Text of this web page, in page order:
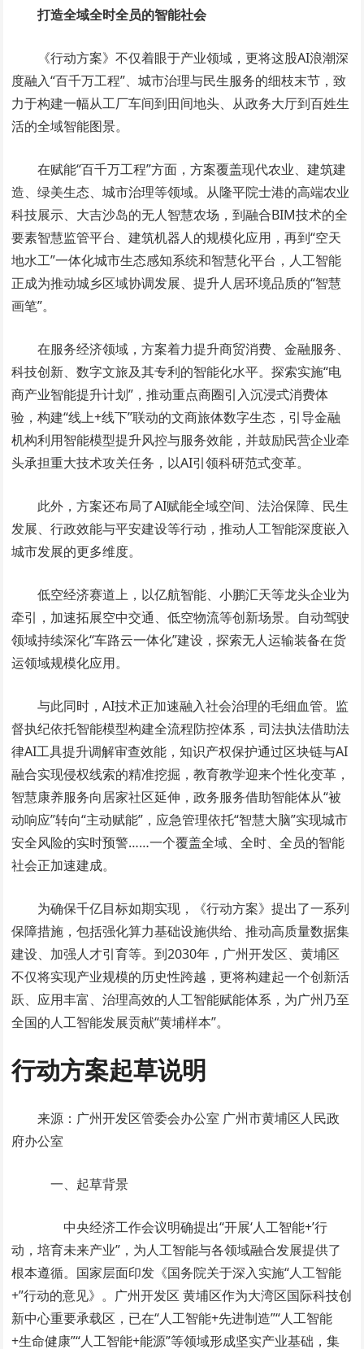
打造全域全时全员的智能社会
《行动方案》不仅着眼于产业领域，更将这股AI浪潮深
度融入“百千万工程”、城市治理与民生服务的细枝末节，致
力于构建一幅从工厂车间到田间地头、从政务大厅到百姓生
活的全域智能图景。
在赋能“百千万工程”方面，方案覆盖现代农业、建筑建
造、绿美生态、城市治理等领域。从隆平院士港的高端农业
科技展示、大吉沙岛的无人智慧农场，到融合BIM技术的全
要素智慧监管平台、建筑机器人的规模化应用，再到“空天
地水工”一体化城市生态感知系统和智慧化平台，人工智能
正成为推动城乡区域协调发展、提升人居环境品质的“智慧
画笔”。
在服务经济领域，方案着力提升商贸消费、金融服务、
科技创新、数字文旅及其专利的智能化水平。探索实施“电
商产业智能提升计划”，推动重点商圈引入沉浸式消费体
验，构建“线上+线下”联动的文商旅体数字生态，引导金融
机构利用智能模型提升风控与服务效能，并鼓励民营企业牵
头承担重大技术攻关任务，以AI引领科研范式变革。
此外，方案还布局了AI赋能全域空间、法治保障、民生
发展、行政效能与平安建设等行动，推动人工智能深度嵌入
城市发展的更多维度。
低空经济赛道上，以亿航智能、小鹏汇天等龙头企业为
牵引，加速拓展空中交通、低空物流等创新场景。自动驾驶
领域持续深化“车路云一体化”建设，探索无人运输装备在货
运领域规模化应用。
与此同时，AI技术正加速融入社会治理的毛细血管。监
督执纪依托智能模型构建全流程防控体系，司法执法借助法
律AI工具提升调解审查效能，知识产权保护通过区块链与AI
融合实现侵权线索的精准挖掘，教育教学迎来个性化变革，
智慧康养服务向居家社区延伸，政务服务借助智能体从“被
动响应”转向“主动赋能”，应急管理依托“智慧大脑”实现城市
安全风险的实时预警……一个覆盖全域、全时、全员的智能
社会正加速建成。
为确保千亿目标如期实现，《行动方案》提出了一系列
保障措施，包括强化算力基础设施供给、推动高质量数据集
建设、加强人才引育等。到2030年，广州开发区、黄埔区
不仅将实现产业规模的历史性跨越，更将构建起一个创新活
跃、应用丰富、治理高效的人工智能赋能体系，为广州乃至
全国的人工智能发展贡献“黄埔样本”。
行动方案起草说明
来源：广州开发区管委会办公室 广州市黄埔区人民政
府办公室
一、起草背景
中央经济工作会议明确提出“开展‘人工智能+’行
动，培育未来产业”，为人工智能与各领域融合发展提供了
根本遵循。国家层面印发《国务院关于深入实施“人工智能
+”行动的意见》。广州开发区 黄埔区作为大湾区国际科技创
新中心重要承载区，已在“人工智能+先进制造”“人工智能
+生命健康”“人工智能+能源”等领域形成坚实产业基础，集